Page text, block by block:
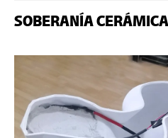
SOBERANÍA CERÁMICA